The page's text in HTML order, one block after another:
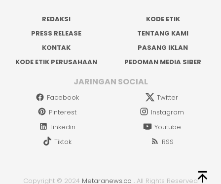
REDAKSI
KODE ETIK
PRESS RELEASE
TENTANG KAMI
KONTAK
PASANG IKLAN
KODE ETIK PERUSAHAAN
PEDOMAN MEDIA SIBER
JARINGAN SOCIAL
Facebook
Twitter
Pinterest
Instagram
Linkedin
Youtube
Tiktok
RSS
Copyright © 2024 Metaranews.co . All Rights Reserved